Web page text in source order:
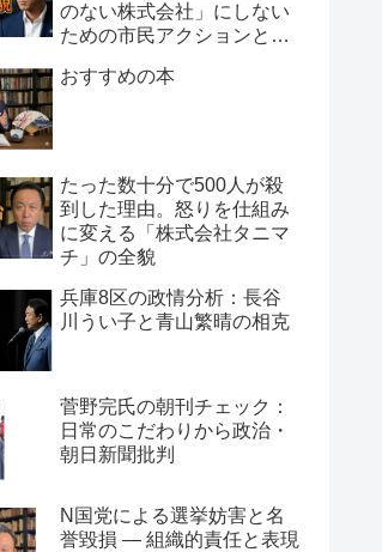
のない株式会社」にしない
ための市民アクションと組
おすすめの本
たった数十分で500人が殺
到した理由。怒りを仕組み
に変える「株式会社タニマ
チ」の全貌
兵庫8区の政情分析：長谷
川うい子と青山繁晴の相克
菅野完氏の朝刊チェック：
日常のこだわりから政治・
朝日新聞批判
N国党による選挙妨害と名
誉毀損 ― 組織的責任と表現